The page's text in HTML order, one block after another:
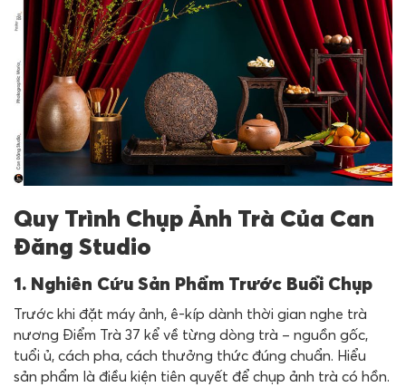
Quy Trình Chụp Ảnh Trà Của Can
Đăng Studio
1. Nghiên Cứu Sản Phẩm Trước Buổi Chụp
Trước khi đặt máy ảnh, ê-kíp dành thời gian nghe trà
nương Điểm Trà 37 kể về từng dòng trà – nguồn gốc,
tuổi ủ, cách pha, cách thưởng thức đúng chuẩn. Hiểu
sản phẩm là điều kiện tiên quyết để chụp ảnh trà có hồn.